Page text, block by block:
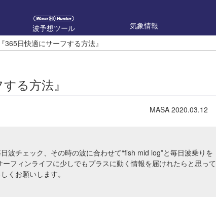
波予想ツール
気象情報
365日快適にサーフする方法』
る方法』
MASA 2020.03.12
波チェック、その時の波に合わせて“fish mid log”と毎日波乗りを
ーフィンライフに少しでもプラスに動く情報を届けれたらと思って
くお願いします。